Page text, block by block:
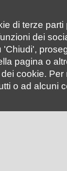
di terze
dei
'Chiudi',
pagina o
cookie.
o ad alcuni